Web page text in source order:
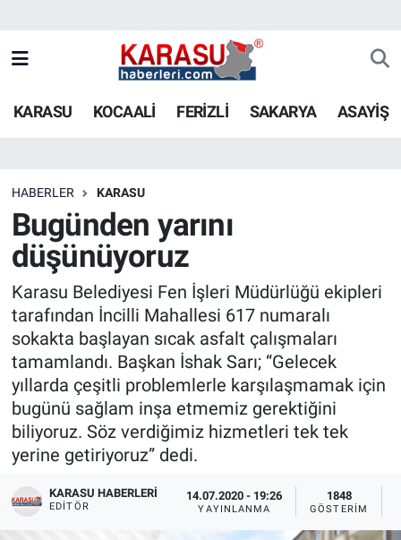
KARASU KOCAALİ FERİZLİ SAKARYA ASAYİŞ
HABERLER KARASU
Bugünden yarını
düşünüyoruz
Karasu Belediyesi Fen İşleri Müdürlüğü ekipleri
tarafından İncilli Mahallesi 617 numaralı
sokakta başlayan sıcak asfalt çalışmaları
tamamlandı. Başkan İshak Sarı; “Gelecek
yıllarda çeşitli problemlerle karşılaşmamak için
bugünü sağlam inşa etmemiz gerektiğini
biliyoruz. Söz verdiğimiz hizmetleri tek tek
yerine getiriyoruz” dedi.
KARASU HABERLERI
EDITÖR
14.07.2020 - 19:26
YAYINLANMA
1848
GÖSTERIM